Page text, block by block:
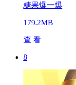
糖果爆一爆
179.2MB
查 看
8